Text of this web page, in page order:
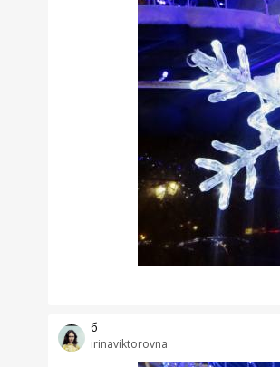
irinaviktorovna
б